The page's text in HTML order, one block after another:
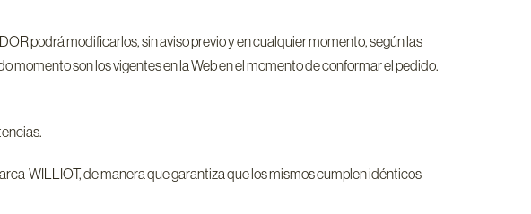
podrá modificarlos, sin aviso previo y en cualquier momento, según las
son los vigentes en la Web en el momento de conformar el pedido.
WILLIOT, de manera que garantiza que los mismos cumplen idénticos